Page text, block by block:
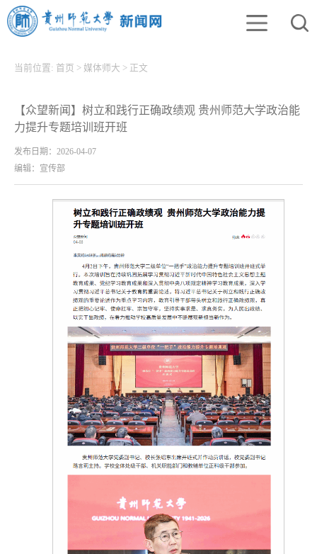
当前位置: 首页 > 媒体师大 > 正文
【众望新闻】树立和践行正确政绩观 贵州师范大学政治能
力提升专题培训班开班
发布日期：2026-04-07
编辑：宣传部